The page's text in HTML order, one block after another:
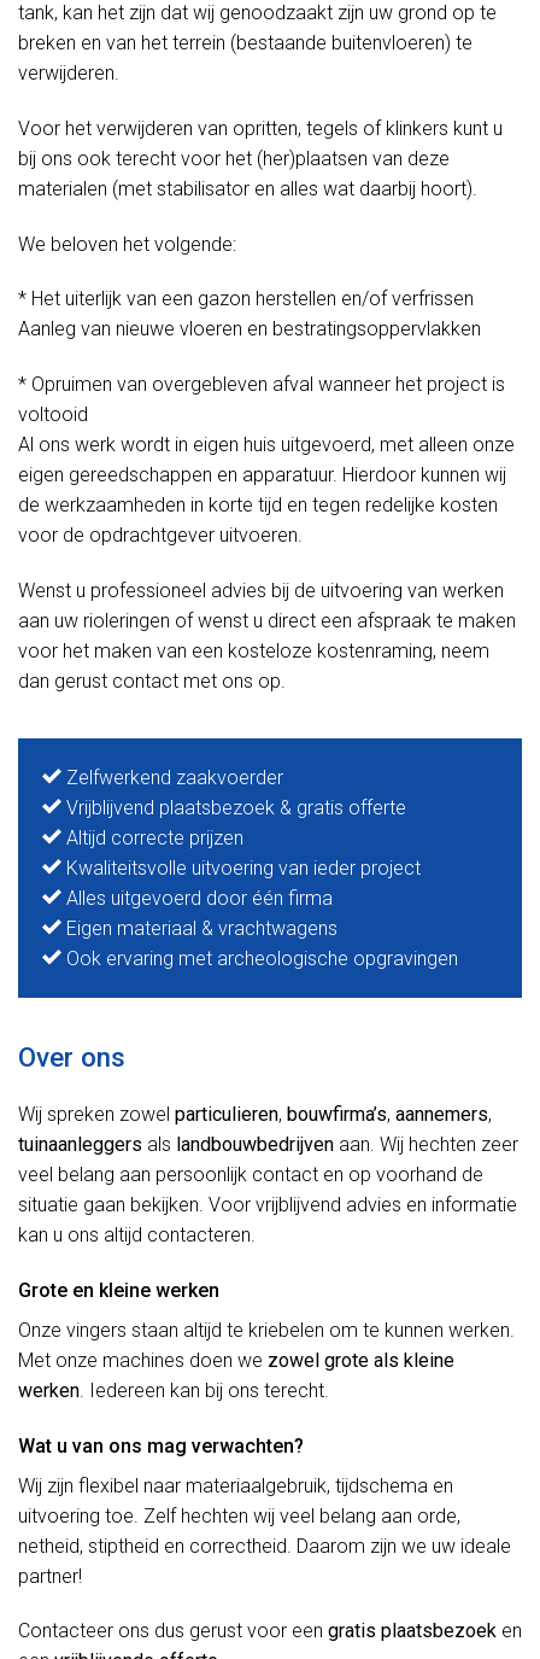
tank, kan het zijn dat wij genoodzaakt zijn uw grond op te
breken en van het terrein (bestaande buitenvloeren) te
verwijderen.
Voor het verwijderen van opritten, tegels of klinkers kunt u
bij ons ook terecht voor het (her)plaatsen van deze
materialen (met stabilisator en alles wat daarbij hoort).
We beloven het volgende:
* Het uiterlijk van een gazon herstellen en/of verfrissen
Aanleg van nieuwe vloeren en bestratingsoppervlakken
* Opruimen van overgebleven afval wanneer het project is
voltooid
Al ons werk wordt in eigen huis uitgevoerd, met alleen onze
eigen gereedschappen en apparatuur. Hierdoor kunnen wij
de werkzaamheden in korte tijd en tegen redelijke kosten
voor de opdrachtgever uitvoeren.
Wenst u professioneel advies bij de uitvoering van werken
aan uw rioleringen of wenst u direct een afspraak te maken
voor het maken van een kosteloze kostenraming, neem
dan gerust contact met ons op.
Zelfwerkend zaakvoerder
Vrijblijvend plaatsbezoek & gratis offerte
Altijd correcte prijzen
Kwaliteitsvolle uitvoering van ieder project
Alles uitgevoerd door één firma
Eigen materiaal & vrachtwagens
Ook ervaring met archeologische opgravingen
Over ons
Wij spreken zowel particulieren, bouwfirma’s, aannemers,
tuinaanleggers als landbouwbedrijven aan. Wij hechten zeer
veel belang aan persoonlijk contact en op voorhand de
situatie gaan bekijken. Voor vrijblijvend advies en informatie
kan u ons altijd contacteren.
Grote en kleine werken
Onze vingers staan altijd te kriebelen om te kunnen werken.
Met onze machines doen we zowel grote als kleine
werken. Iedereen kan bij ons terecht.
Wat u van ons mag verwachten?
Wij zijn flexibel naar materiaalgebruik, tijdschema en
uitvoering toe. Zelf hechten wij veel belang aan orde,
netheid, stiptheid en correctheid. Daarom zijn we uw ideale
partner!
Contacteer ons dus gerust voor een gratis plaatsbezoek en